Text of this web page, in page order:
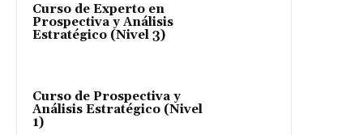
Curso de Experto en
Prospectiva y Análisis
Estratégico (Nivel 3)
Curso de Prospectiva y
Análisis Estratégico (Nivel
1)